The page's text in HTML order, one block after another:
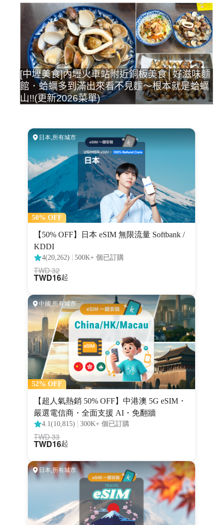
[中壢美食]內壢火車站附近銅板美食│好滋味麵
館．蛤蠣多到滿出來看不見麵～根本就是蛤蠣
山!!(更新2026菜單)